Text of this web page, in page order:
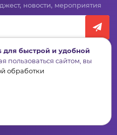
новости, мероприятия
быстрой и удобной
пользоваться сайтом, вы
обработки